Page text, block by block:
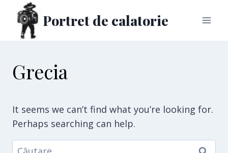
content
Portret de calatorie
Grecia
It seems we can’t find what you’re looking for.
Perhaps searching can help.
Caută